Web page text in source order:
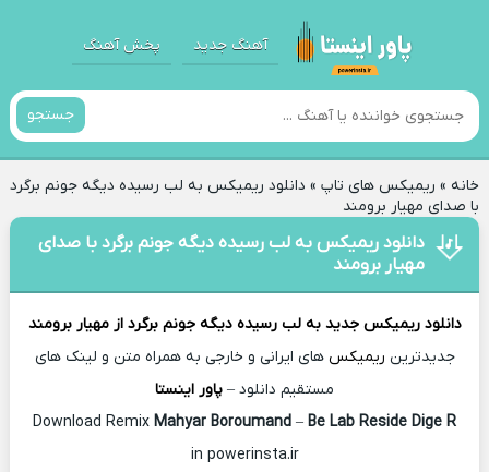
آهنگ جدید پخش آهنگ
جستجو
خانه» ریمیکس های تاپ» دانلود ریمیکس ﺑﻪ ﻟﺐ رﺳﻴﺪه دﻳﮕﻪ ﺟﻮﻧﻢ ﺑﺮﮔﺮد
با صدای مهیار برومند
دانلود ریمیکس ﺑﻪ ﻟﺐ رﺳﻴﺪه دﻳﮕﻪ ﺟﻮﻧﻢ ﺑﺮﮔﺮد با صدای
مهیار برومند
دانلود ریمیکس جدید ﺑﻪ ﻟﺐ رﺳﻴﺪه دﻳﮕﻪ ﺟﻮﻧﻢ ﺑﺮﮔﺮد ازمهیار برومند
جدیدترین ریمیکس های ایرانی و خارجی به همراه متن و لینک های
مستقیم دانلود – پاور اینستا
Download Remix
Mahyar Boroumand– Be Lab Reside Dige R
in powerinsta.ir